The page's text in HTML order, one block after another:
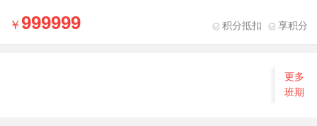
999999 积分抵扣 享积分
更多
班期